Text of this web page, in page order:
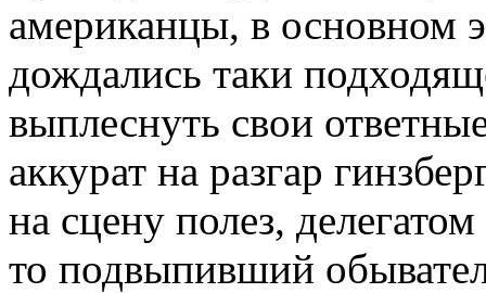
американцы, в основном
дождались таки
выплеснуть свои
аккурат на разгар
на сцену полез,
то подвыпивший